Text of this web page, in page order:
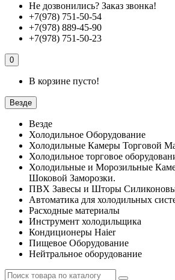
Не дозвонились? Заказ звонка!
+7(978) 751-50-54
+7(978) 889-45-90
+7(978) 751-50-23
0
В корзине пусто!
Везде
Везде
Холодильное Оборудование
Холодильные Камеры Торговой
Холодильное торговое
Холодильные и Морозильные
Шоковой Заморозки.
ПВХ Завесы и Шторы
Автоматика для холодильных
Расходные материалы
Инструмент холодильщика
Кондиционеры Haier
Пищевое Оборудование
Нейтральное оборудование